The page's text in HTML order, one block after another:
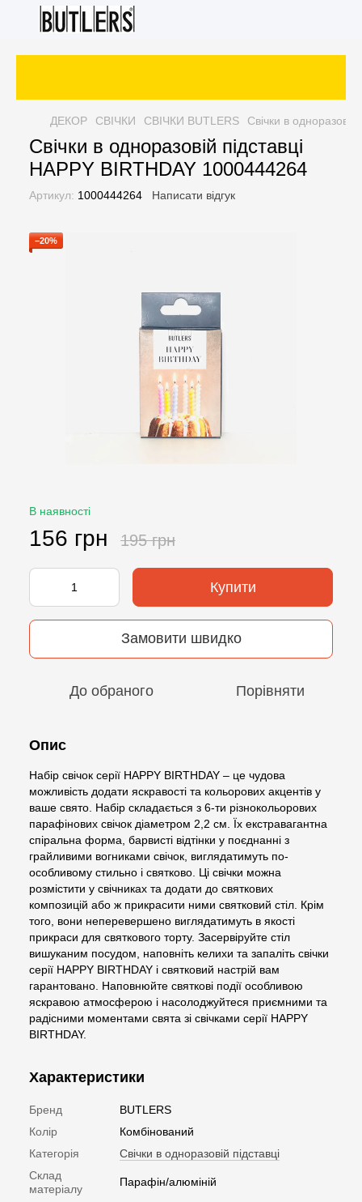
ДЕКОР СВІЧКИ СВІЧКИ BUTLERS Свічки в
Свічки в одноразовій підставці
HAPPY BIRTHDAY 1000444264
Артикул: 1000444264 Написати відгук
−20%
В наявності
156 грн 195 грн
Купити
Замовити швидко
До обраного Порівняти
Опис
Набір свічок серії HAPPY BIRTHDAY – це чудова
можливість додати яскравості та кольорових акцентів у
ваше свято. Набір складається з 6-ти різнокольорових
парафінових свічок діаметром 2,2 см. Їх екстравагантна
спіральна форма, барвисті відтінки у поєднанні з
грайливими вогниками свічок, виглядатимуть по-
особливому стильно і святково. Ці свічки можна
розмістити у свічниках та додати до святкових
композицій або ж прикрасити ними святковий стіл. Крім
того, вони неперевершено виглядатимуть в якості
прикраси для святкового торту. Засервіруйте стіл
вишуканим посудом, наповніть келихи та запаліть свічки
серії HAPPY BIRTHDAY і святковий настрій вам
гарантовано. Наповнюйте святкові події особливою
яскравою атмосферою і насолоджуйтеся приємними та
радісними моментами свята зі свічками серії HAPPY
BIRTHDAY.
Характеристики
Бренд
BUTLERS
Колір
Комбінований
Категорія
Свічки в одноразовій підставці
Склад
матеріалу
Парафін/алюміній